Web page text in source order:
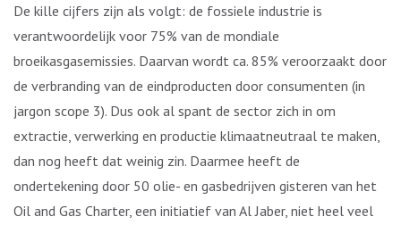
De kille cijfers zijn als volgt: de fossiele industrie is
verantwoordelijk voor 75% van de mondiale
broeikasgasemissies. Daarvan wordt ca. 85% veroorzaakt door
de verbranding van de eindproducten door consumenten (in
jargon scope 3). Dus ook al spant de sector zich in om
extractie, verwerking en productie klimaatneutraal te maken,
dan nog heeft dat weinig zin. Daarmee heeft de
ondertekening door 50 olie- en gasbedrijven gisteren van het
Oil and Gas Charter, een initiatief van Al Jaber, niet heel veel